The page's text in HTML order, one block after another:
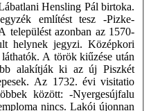
Hensling Pál birtoka.
említést tesz -Pizke-
települést azonban az 1570-
helynek jegyzi. Középkori
A török kiűzése után
alakítják ki az új Piszkét
Az 1732. évi visitatio
között: -Nyergesújfalu
nincs. Lakói újonnan